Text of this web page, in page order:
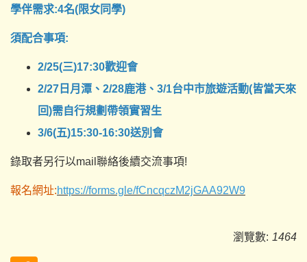
學伴需求:4名(限女同學)
須配合事項:
2/25(三)17:30歡迎會
2/27日月潭、2/28鹿港、3/1台中市旅遊活動(皆當天來
回)需自行規劃帶領實習生
3/6(五)15:30-16:30送別會
錄取者另行以mail聯絡後續交流事項!
報名網址:https://forms.gle/fCncqczM2jGAA92W9
瀏覽數: 1464